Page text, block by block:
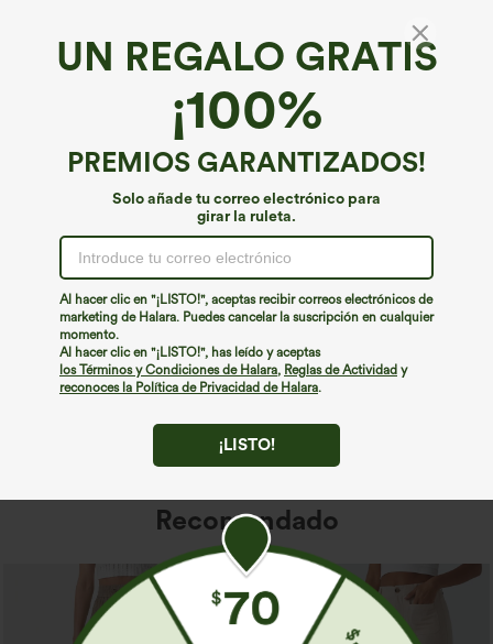
UN REGALO GRATIS
¡100%
PREMIOS GARANTIZADOS!
Solo añade tu correo electrónico para
girar la ruleta.
Al hacer clic en "¡LISTO!", aceptas recibir correos electrónicos de
marketing de Halara. Puedes cancelar la suscripción en cualquier
momento.
Al hacer clic en "¡LISTO!", has leído y aceptas
los Términos y Condiciones de Halara, Reglas de Actividad y
reconoces la Política de Privacidad de Halara.
¡LISTO!
¡Ups!
No podemos encontrar la página que estás buscando.
Seguir comprando
Recomendado